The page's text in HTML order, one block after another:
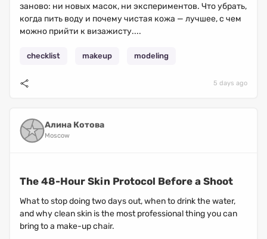
заново: ни новых масок, ни экспериментов. Что убрать,
когда пить воду и почему чистая кожа — лучшее, с чем
можно прийти к визажисту....
checklist makeup modeling
5 days ago
Алина Котова
Moscow
The 48-Hour Skin Protocol Before a Shoot
What to stop doing two days out, when to drink the water,
and why clean skin is the most professional thing you can
bring to a make-up chair.